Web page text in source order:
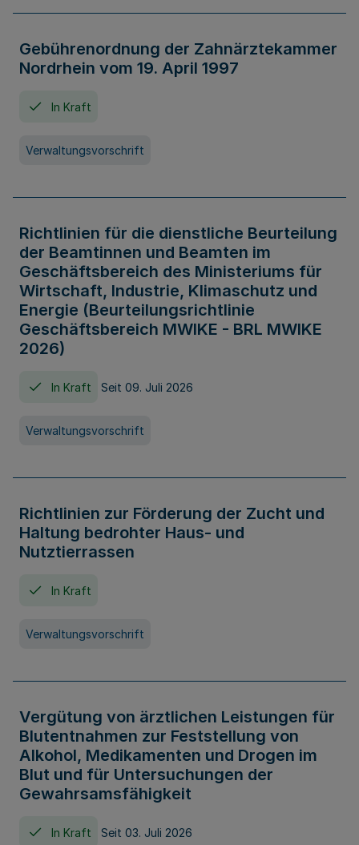
Gebührenordnung der Zahnärztekammer
Nordrhein vom 19. April 1997
In Kraft
Verwaltungsvorschrift
Richtlinien für die dienstliche Beurteilung
der Beamtinnen und Beamten im
Geschäftsbereich des Ministeriums für
Wirtschaft, Industrie, Klimaschutz und
Energie (Beurteilungsrichtlinie
Geschäftsbereich MWIKE - BRL MWIKE
2026)
In Kraft Seit 09. Juli 2026
Verwaltungsvorschrift
Richtlinien zur Förderung der Zucht und
Haltung bedrohter Haus- und
Nutztierrassen
In Kraft
Verwaltungsvorschrift
Vergütung von ärztlichen Leistungen für
Blutentnahmen zur Feststellung von
Alkohol, Medikamenten und Drogen im
Blut und für Untersuchungen der
Gewahrsamsfähigkeit
In Kraft Seit 03. Juli 2026